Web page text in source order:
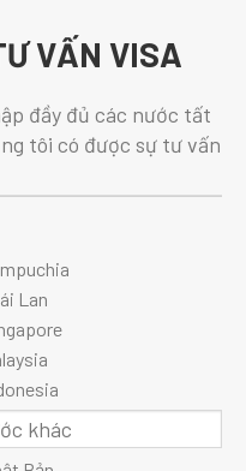
VẤN VISA
đầy đủ các nước tất
tôi có được sự tư vấn
Lan